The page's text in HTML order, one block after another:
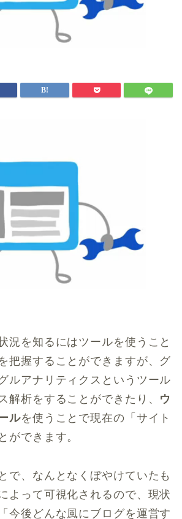
況を知るにはツールを使うこと
把握することができますが、グ
ルアナリティクスというツール
解析をすることができたり、 ウ
ルを使うことで現在の「サイト
ができます。
で、なんとなくぼやけていたも
よって可視化されるので、現状
今後どんな風にブログを運営す